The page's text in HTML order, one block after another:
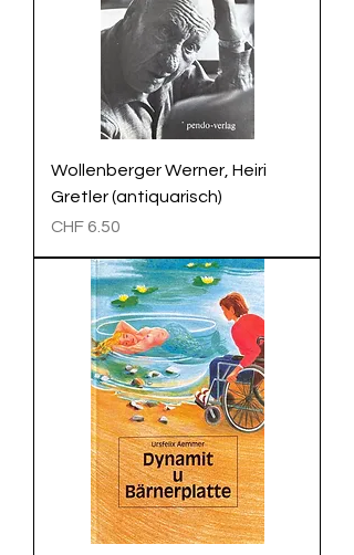
Wollenberger Werner, Heiri
Gretler (antiquarisch)
Preis
CHF 6.50